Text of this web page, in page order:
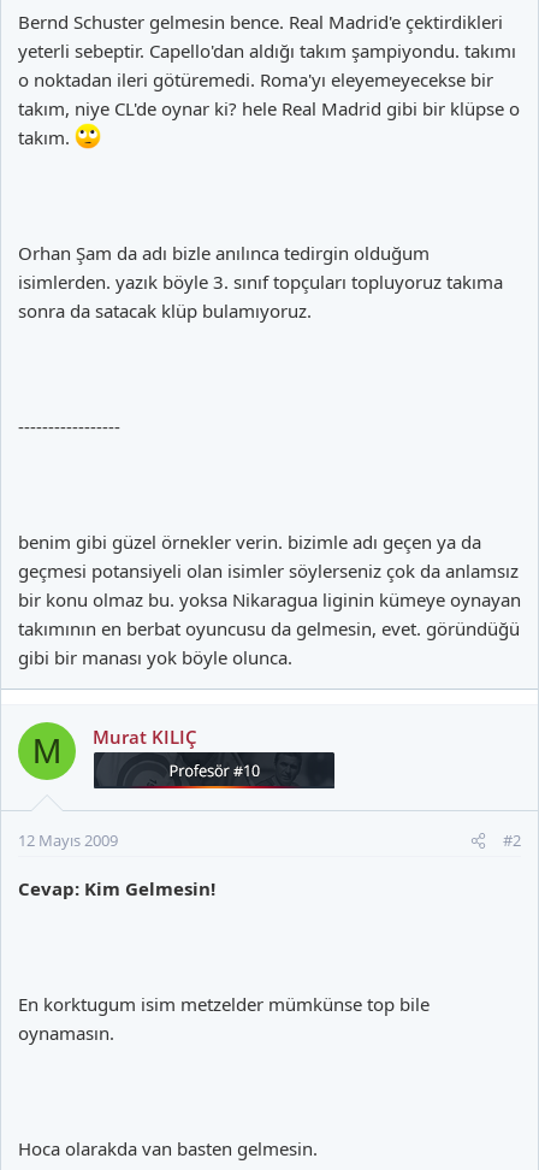
Bernd Schuster gelmesin bence. Real Madrid'e çektirdikleri
yeterli sebeptir. Capello'dan aldığı takım şampiyondu. takımı
o noktadan ileri götüremedi. Roma'yı eleyemeyecekse bir
takım, niye CL'de oynar ki? hele Real Madrid gibi bir klüpse o
takım.
Orhan Şam da adı bizle anılınca tedirgin olduğum
isimlerden. yazık böyle 3. sınıf topçuları topluyoruz takıma
sonra da satacak klüp bulamıyoruz.
-----------------
benim gibi güzel örnekler verin. bizimle adı geçen ya da
geçmesi potansiyeli olan isimler söylerseniz çok da anlamsız
bir konu olmaz bu. yoksa Nikaragua liginin kümeye oynayan
takımının en berbat oyuncusu da gelmesin, evet. göründüğü
gibi bir manası yok böyle olunca.
M Murat KILIÇ
12 Mayıs 2009 #2
Cevap: Kim Gelmesin!
En korktugum isim metzelder mümkünse top bile
oynamasın.
Hoca olarakda van basten gelmesin.